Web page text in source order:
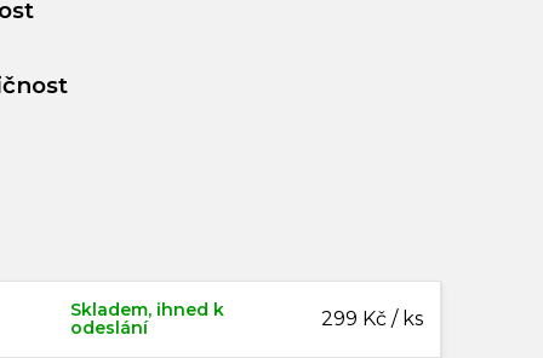
Skladem, ihned k
odeslání
299 Kč / ks